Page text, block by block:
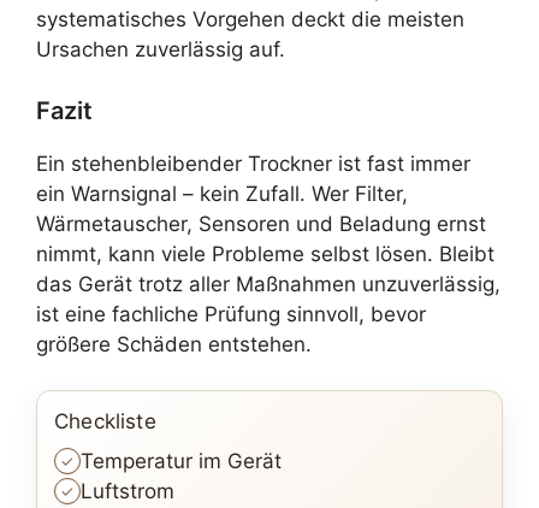
systematisches Vorgehen deckt die meisten
Ursachen zuverlässig auf.
Fazit
Ein stehenbleibender Trockner ist fast immer
ein Warnsignal – kein Zufall. Wer Filter,
Wärmetauscher, Sensoren und Beladung ernst
nimmt, kann viele Probleme selbst lösen. Bleibt
das Gerät trotz aller Maßnahmen unzuverlässig,
ist eine fachliche Prüfung sinnvoll, bevor
größere Schäden entstehen.
Checkliste
Temperatur im Gerät
Luftstrom